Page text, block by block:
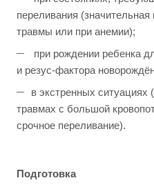
переливания
травмы или при анемии);
при рождении ребенка
и резус-фактора
в экстренных ситуациях
травмах с большой
срочное переливание).
Подготовка